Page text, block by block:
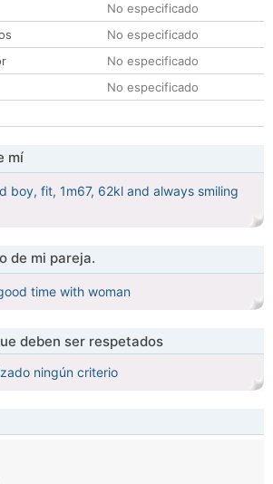
No especificado
No especificado
No especificado
No especificado
mí
boy, fit, 1m67, 62kl and always smiling
de mi pareja.
time with woman
deben ser respetados
ningún criterio